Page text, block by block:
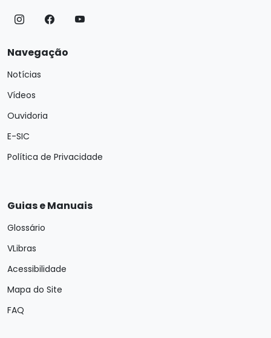
Navegação
Notícias
Vídeos
Ouvidoria
E-SIC
Política de Privacidade
Guias e Manuais
Glossário
VLibras
Acessibilidade
Mapa do Site
FAQ